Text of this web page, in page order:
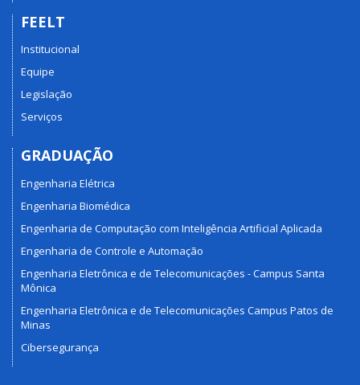
FEELT
Institucional
Equipe
Legislação
Serviços
GRADUAÇÃO
Engenharia Elétrica
Engenharia Biomédica
Engenharia de Computação com Inteligência Artificial Aplicada
Engenharia de Controle e Automação
Engenharia Eletrônica e de Telecomunicações - Campus Santa
Mônica
Engenharia Eletrônica e de Telecomunicações Campus Patos de
Minas
Cibersegurança